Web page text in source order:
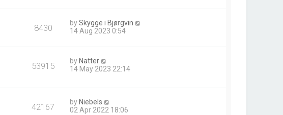
8430 bySkygge i Bjørgvin
14 Aug 2023 0:54
53915 by Natter
14 May 2023 22:14
42167 by Niebels
02 Apr 2022 18:06